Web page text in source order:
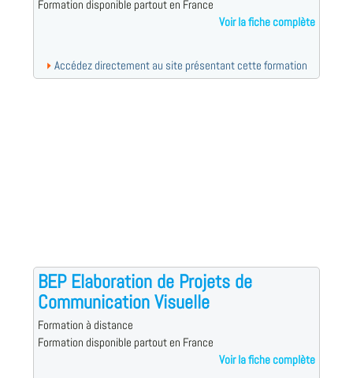
Formation disponible partout en France
Voir la fiche complète
Accédez directement au site présentant cette formation
BEP Elaboration de Projets de
Communication Visuelle
Formation à distance
Formation disponible partout en France
Voir la fiche complète